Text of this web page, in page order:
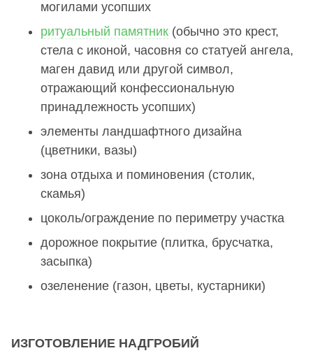
могилами усопших
ритуальный памятник (обычно это крест,
стела с иконой, часовня со статуей ангела,
маген давид или другой символ,
отражающий конфессиональную
принадлежность усопших)
элементы ландшафтного дизайна
(цветники, вазы)
зона отдыха и поминовения (столик,
скамья)
цоколь/ограждение по периметру участка
дорожное покрытие (плитка, брусчатка,
засыпка)
озеленение (газон, цветы, кустарники)
ИЗГОТОВЛЕНИЕ НАДГРОБИЙ